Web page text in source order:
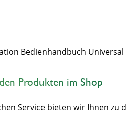
Bedienhandbuch
Produkten im Shop
Service bieten wir Ihnen